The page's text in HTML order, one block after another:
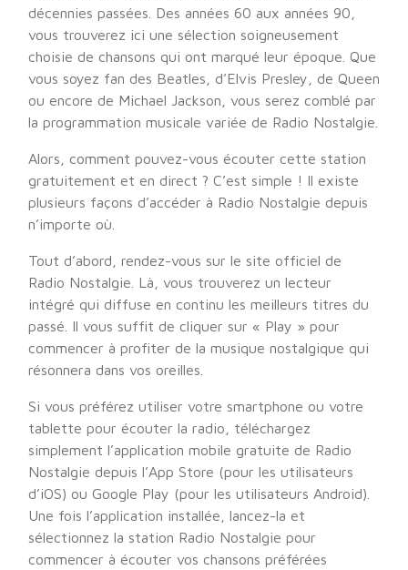
décennies passées. Des années 60 aux années 90,
vous trouverez ici une sélection soigneusement
choisie de chansons qui ont marqué leur époque. Que
vous soyez fan des Beatles, d’Elvis Presley, de Queen
ou encore de Michael Jackson, vous serez comblé par
la programmation musicale variée de Radio Nostalgie.
Alors, comment pouvez-vous écouter cette station
gratuitement et en direct ? C’est simple ! Il existe
plusieurs façons d’accéder à Radio Nostalgie depuis
n’importe où.
Tout d’abord, rendez-vous sur le site officiel de
Radio Nostalgie. Là, vous trouverez un lecteur
intégré qui diffuse en continu les meilleurs titres du
passé. Il vous suffit de cliquer sur « Play » pour
commencer à profiter de la musique nostalgique qui
résonnera dans vos oreilles.
Si vous préférez utiliser votre smartphone ou votre
tablette pour écouter la radio, téléchargez
simplement l’application mobile gratuite de Radio
Nostalgie depuis l’App Store (pour les utilisateurs
d’iOS) ou Google Play (pour les utilisateurs Android).
Une fois l’application installée, lancez-la et
sélectionnez la station Radio Nostalgie pour
commencer à écouter vos chansons préférées